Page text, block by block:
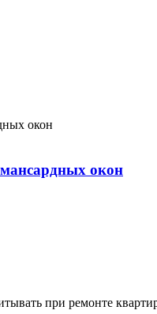
окон
при ремонте